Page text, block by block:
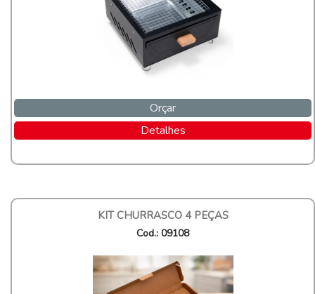
Orçar
Detalhes
KIT CHURRASCO 4 PEÇAS
Cod.: 09108